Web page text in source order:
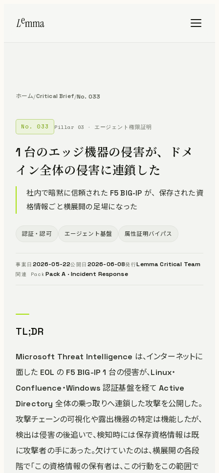
ホーム/Critical Brief/No. 033
No. 033 Pillar 03 · エージェント権限証明
1 台のエッジ機器の侵害が、ドメ
イン全体の侵害に連鎖した
社内で暗黙に信頼された F5 BIG-IP が、保存された資
格情報ごと横展開の足場になった
認証・認可 エージェント基盤 属性証明バイパス
事案日 2026-05-22公開日 2026-06-08発行Lemma Critical Team
関連 Pack Pack A · Incident Response
TL;DR
Microsoft Threat Intelligence は、インターネットに
面した EOL の F5 BIG-IP 1 台の侵害が、Linux・
Confluence・Windows 認証基盤を経て Active
Directory 全体の乗っ取りへ連鎖した攻撃を公開した。
攻撃チェーンの可視化や露出機器の特定は機能したが、
検出は侵害の後追いで、検知時には保存資格情報は既
に攻撃者の手にあった。欠けていたのは、横展開の各段
階で「この資格情報の保有者は、この行動をこの範囲で